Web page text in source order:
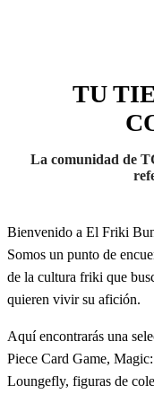
TU
La comunidad de
Bienvenido a El Friki
Somos un punto de
de la cultura friki que
quieren vivir su afición.
Aquí encontrarás una
Piece Card Game,
Loungefly, figuras de